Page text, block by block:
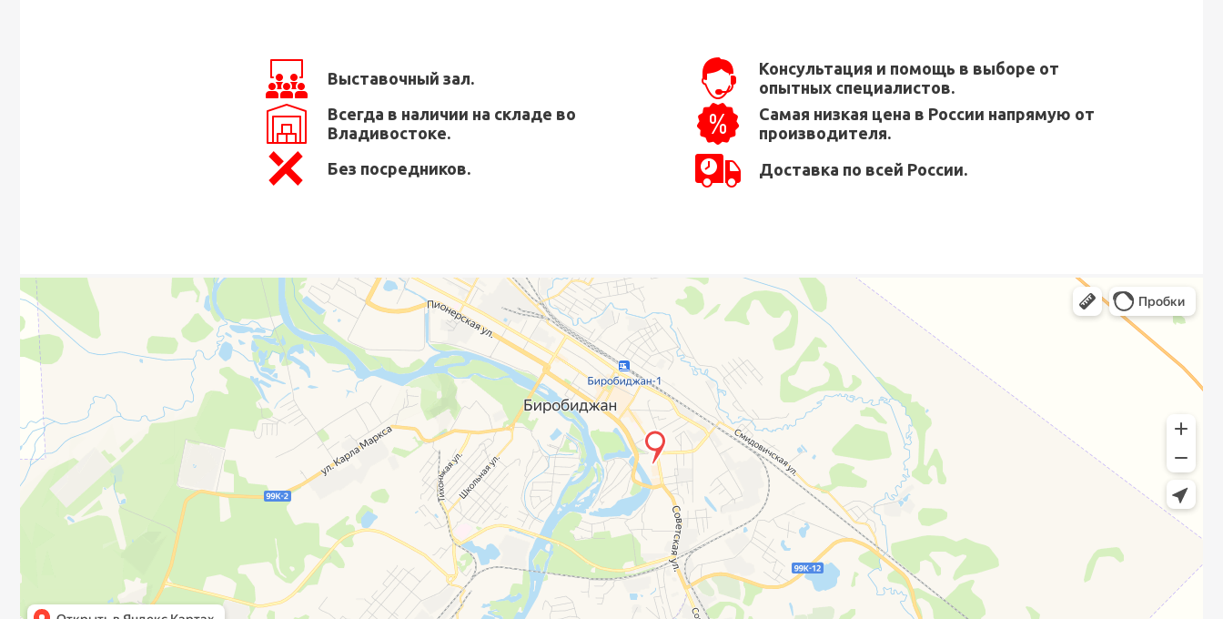
Выставочный зал.
Консультация и помощь в выборе от
опытных специалистов.
Всегда в наличии на складе во
Владивостоке.
Самая низкая цена в России напрямую от
производителя.
Без посредников.
Доставка по всей России.